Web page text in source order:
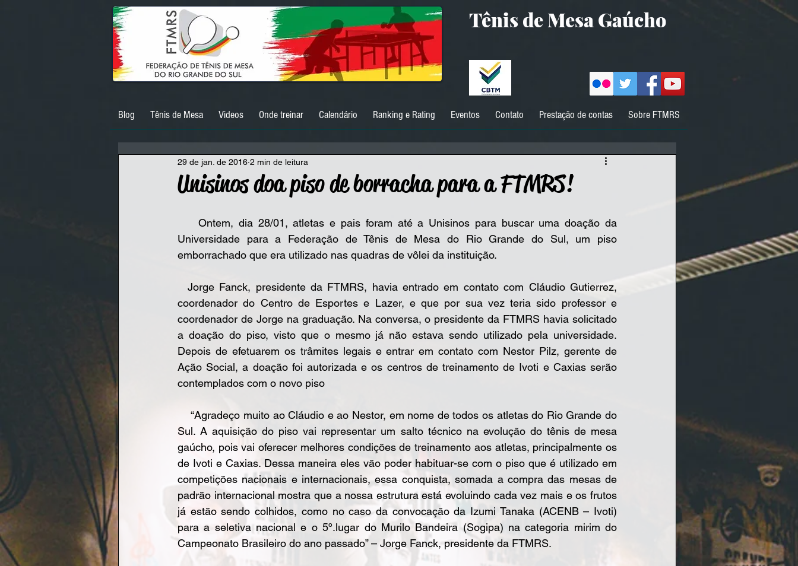
Tênis de Mesa Gaúcho
Blog Tênis de Mesa Videos Onde treinar Calendário Ranking e Rating Eventos Contato Prestação de contas Sobre FTMRS
Unisinos doa piso de borracha para a FTMRS!
29 de jan. de 2016 2 min de leitura
    Ontem, dia 28/01, atletas e pais foram até a Unisinos para buscar uma doação da
Universidade para a Federação de Tênis de Mesa do Rio Grande do Sul, um piso
emborrachado que era utilizado nas quadras de vôlei da instituição.
coordenador do Centro de Esportes e Lazer, e que por sua vez teria sido professor e
coordenador de Jorge na graduação. Na conversa, o presidente da FTMRS havia solicitado
a doação do piso, visto que o mesmo já não estava sendo utilizado pela universidade.
Depois de efetuarem os trâmites legais e entrar em contato com Nestor Pilz, gerente de
Ação Social, a doação foi autorizada e os centros de treinamento de Ivoti e Caxias serão
contemplados com o novo piso
    “Agradeço muito ao Cláudio e ao Nestor, em nome de todos os atletas do Rio Grande do
Sul. A aquisição do piso vai representar um salto técnico na evolução do tênis de mesa
gaúcho, pois vai oferecer melhores condições de treinamento aos atletas, principalmente os
de Ivoti e Caxias. Dessa maneira eles vão poder habituar-se com o piso que é utilizado em
competições nacionais e internacionais, essa conquista, somada a compra das mesas de
padrão internacional mostra que a nossa estrutura está evoluindo cada vez mais e os frutos
já estão sendo colhidos, como no caso da convocação da Izumi Tanaka (ACENB – Ivoti)
para a seletiva nacional e o 5º.lugar do Murilo Bandeira (Sogipa) na categoria mirim do
Campeonato Brasileiro do ano passado” – Jorge Fanck, presidente da FTMRS.